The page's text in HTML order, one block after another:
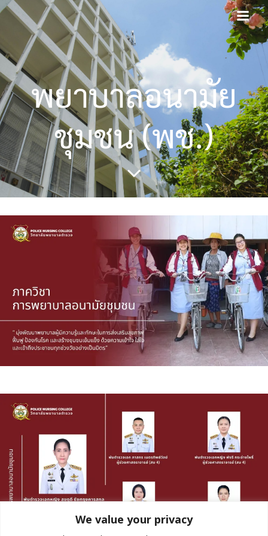
We value your privacy
content
พยาบาลอนามัย
ชุมชน (พช.)